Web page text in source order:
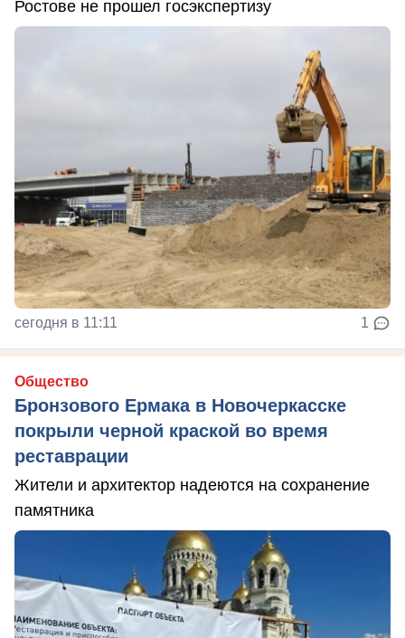
Ростове не прошел госэкспертизу
сегодня в 11:11 1
Общество
Бронзового Ермака в Новочеркасске
покрыли черной краской во время
реставрации
Жители и архитектор надеются на сохранение
памятника